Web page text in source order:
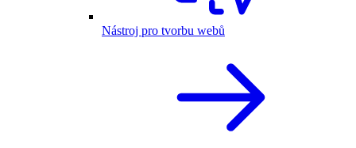
Nástroj pro tvorbu webů